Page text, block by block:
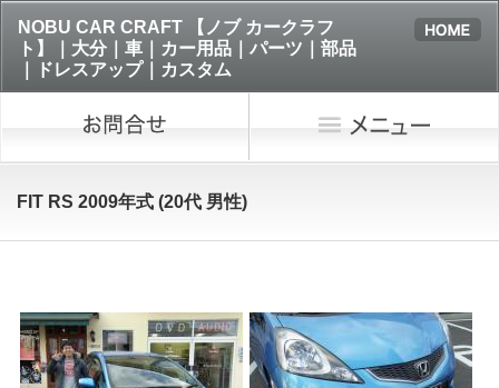
NOBU CAR CRAFT 【ノブ カークラフ
ト】｜大分｜車｜カー用品｜パーツ｜部品
｜ドレスアップ｜カスタム
FIT RS 2009年式 (20代 男性)